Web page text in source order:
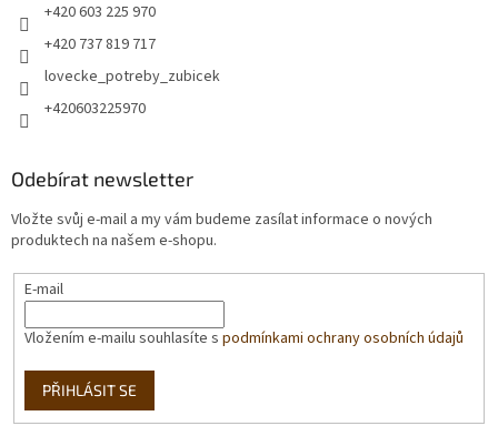
+420 603 225 970
+420 737 819 717
lovecke_potreby_zubicek
+420603225970
Odebírat newsletter
Vložte svůj e-mail a my vám budeme zasílat informace o nových
produktech na našem e-shopu.
E-mail
Vložením e-mailu souhlasíte s podmínkami ochrany osobních údajů
PŘIHLÁSIT SE